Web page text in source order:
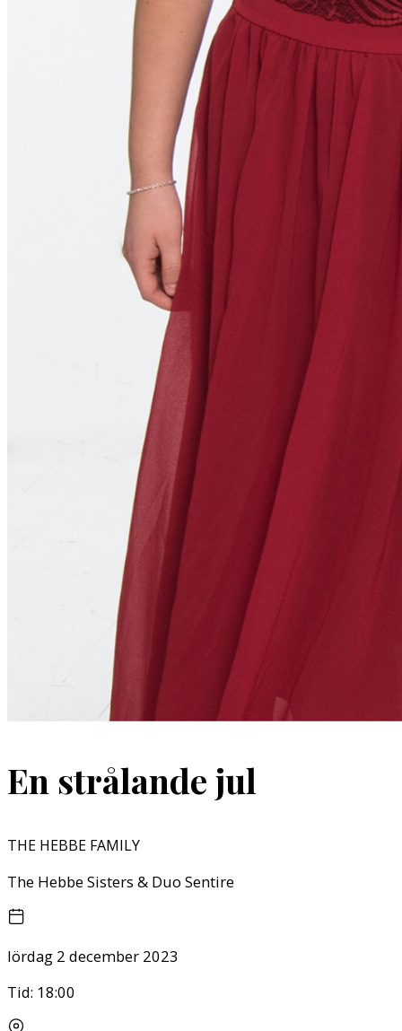
En strålande jul
THE HEBBE FAMILY
The Hebbe Sisters & Duo Sentire
lördag 2 december 2023
Tid: 18:00